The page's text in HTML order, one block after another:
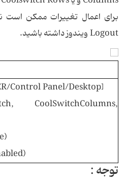
برای اعمال تغییرات ممکن است
Logout ویندوز داشته باشید.
Control Panel/Desktop]
CoolSwitchColumns,
توجه :